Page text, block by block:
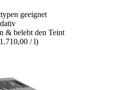
geeignet
& belebt den Teint
/ l)